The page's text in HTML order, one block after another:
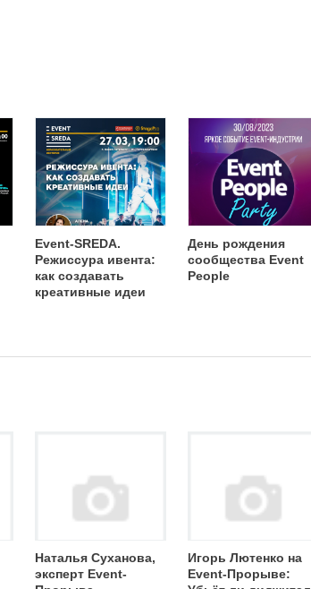
Event-SREDA.
Режиссура ивента:
как создавать
креативные идеи
День рождения
сообщества Event
People
Наталья Суханова,
эксперт Event-
Игорь Лютенко на
Event-Прорыве: